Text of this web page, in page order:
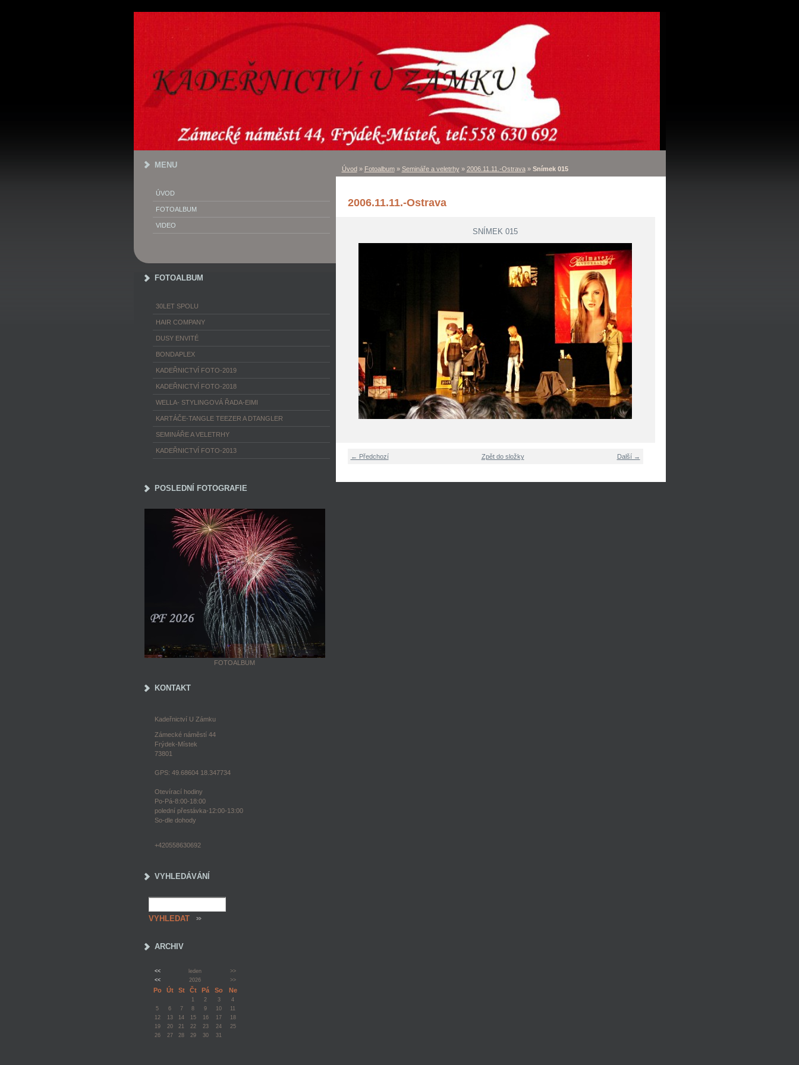
Úvod» Fotoalbum» Semináře a veletrhy» 2006.11.11.-Ostrava» Snímek 015
2006.11.11.-Ostrava
SNÍMEK 015
← Předchozí Další →
Zpět do složky
MENU
ÚVOD
FOTOALBUM
VIDEO
FOTOALBUM
30LET SPOLU
HAIR COMPANY
DUSY ENVITÉ
BONDAPLEX
KADEŘNICTVÍ FOTO-2019
KADEŘNICTVÍ FOTO-2018
WELLA- STYLINGOVÁ ŘADA-EIMI
KARTÁČE-TANGLE TEEZER A DTANGLER
SEMINÁŘE A VELETRHY
KADEŘNICTVÍ FOTO-2013
POSLEDNÍ FOTOGRAFIE
FOTOALBUM
KONTAKT
Kadeřnictví U Zámku
Zámecké náměstí 44
Frýdek-Místek
73801
GPS: 49.68604 18.347734
Otevírací hodiny
Po-Pá-8:00-18:00
polední přestávka-12:00-13:00
So-dle dohody
+420558630692
VYHLEDÁVÁNÍ
ARCHIV
<< leden
>>
<<
2026 >>
Po Út St Čt Pá So Ne
1 2 3
4
5
6 7 8 9 10
11
12
13 14 15 16 17
18
19
20 21 22 23 24
25
26
27 28 29 30 31